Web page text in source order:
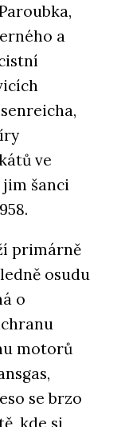
a
ve
jim šanci
primárně
osudu
o
motorů
se brzo
kde si